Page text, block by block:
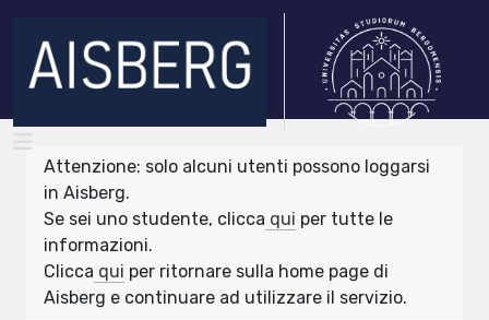
Attenzione: solo alcuni utenti possono loggarsi
in Aisberg.
Se sei uno studente, clicca qui per tutte le
informazioni.
Clicca qui per ritornare sulla home page di
Aisberg e continuare ad utilizzare il servizio.